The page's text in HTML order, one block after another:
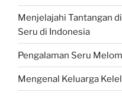
Menjelajahi Tantangan
Seru di Indonesia
Pengalaman Seru
Mengenal Keluarga